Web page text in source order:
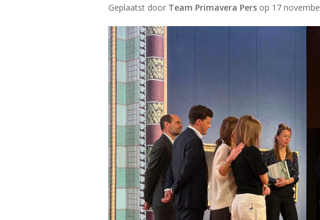
Geplaatst door Team Primavera Pers op 17